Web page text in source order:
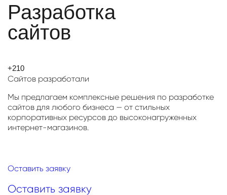
Разработка
сайтов
+210
Сайтов разработали
Мы предлагаем комплексные решения по разработке
сайтов для любого бизнеса — от стильных
корпоративных ресурсов до высоконагруженных
интернет-магазинов.
Оставить заявку
Оставить заявку